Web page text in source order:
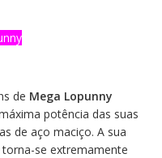
de Mega Lopunny
potência das suas
de aço maciço. A sua
se extremamente